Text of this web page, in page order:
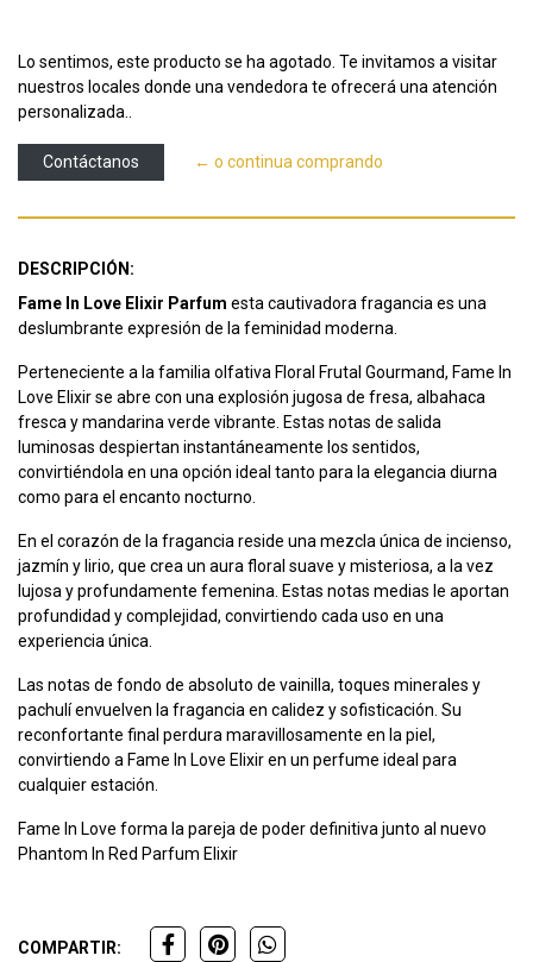
Lo sentimos, este producto se ha agotado. Te invitamos a visitar
nuestros locales donde una vendedora te ofrecerá una atención
personalizada..
Contáctanos ← o continua comprando
DESCRIPCIÓN:
Fame In Love Elixir Parfum esta cautivadora fragancia es una
deslumbrante expresión de la feminidad moderna.
Perteneciente a la familia olfativa Floral Frutal Gourmand, Fame In
Love Elixir se abre con una explosión jugosa de fresa, albahaca
fresca y mandarina verde vibrante. Estas notas de salida
luminosas despiertan instantáneamente los sentidos,
convirtiéndola en una opción ideal tanto para la elegancia diurna
como para el encanto nocturno.
En el corazón de la fragancia reside una mezcla única de incienso,
jazmín y lirio, que crea un aura floral suave y misteriosa, a la vez
lujosa y profundamente femenina. Estas notas medias le aportan
profundidad y complejidad, convirtiendo cada uso en una
experiencia única.
Las notas de fondo de absoluto de vainilla, toques minerales y
pachulí envuelven la fragancia en calidez y sofisticación. Su
reconfortante final perdura maravillosamente en la piel,
convirtiendo a Fame In Love Elixir en un perfume ideal para
cualquier estación.
Fame In Love forma la pareja de poder definitiva junto al nuevo
Phantom In Red Parfum Elixir
COMPARTIR: